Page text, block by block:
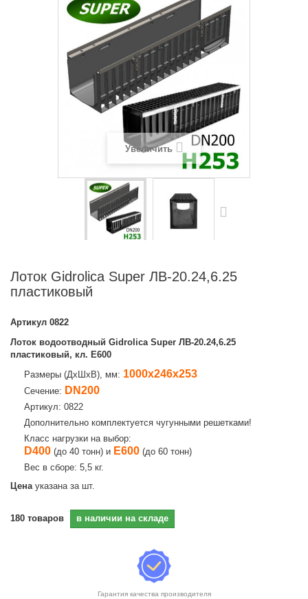
Увеличить
Лоток Gidrolica Super ЛВ-20.24,6.25
пластиковый
Артикул 0822
Лоток водоотводный Gidrolica Super ЛВ-20.24,6.25
пластиковый, кл. Е600
Размеры (ДхШхВ), мм: 1000х246х253
Сечение: DN200
Артикул: 0822
Дополнительно комплектуется чугунными решетками!
Класс нагрузки на выбор:
D400 (до 40 тонн) и E600 (до 60 тонн)
Вес в сборе: 5,5 кг.
Ценауказана за шт.
180 товаров в наличии на складе
Гарантия качества производителя